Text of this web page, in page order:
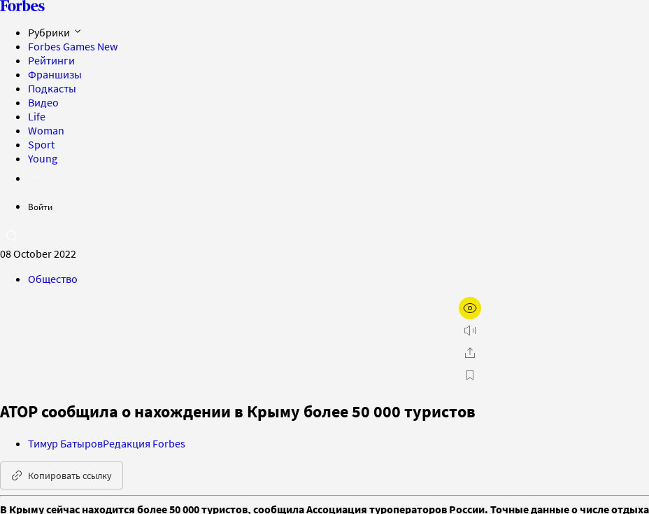
Рубрики
Forbes Games New
Рейтинги
Франшизы
Подкасты
Видео
Life
Woman
Sport
Young
Войти
08 October 2022
Общество
АТОР сообщила о нахождении в Крыму более 50 000 туристов
Тимур БатыровРедакция Forbes
Копировать ссылку
В Крыму сейчас находится более 50 000 туристов, сообщила Ассоциация туроператоров России. Точные данные о числе